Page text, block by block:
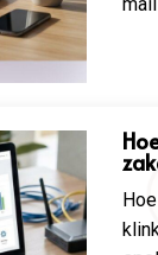
mail